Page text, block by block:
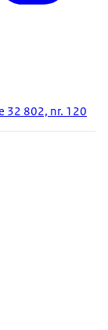
32 802, nr. 120